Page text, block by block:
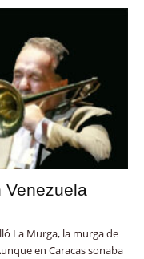
Venezuela
La Murga, la murga de
en Caracas sonaba